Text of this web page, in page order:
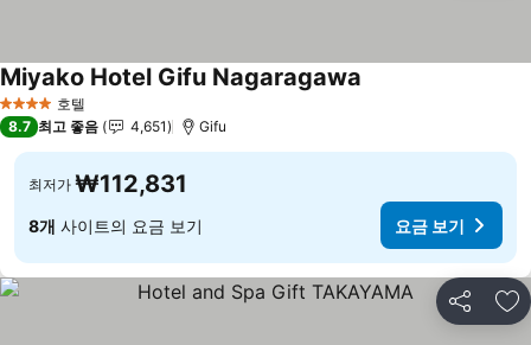
4 성급 호텔
Miyako Hotel Gifu Nagaragawa
8.7 최고 좋음 4,651 Gifu
최저가 ₩112,831
8개 사이트의 요금 보기 요금 보기
공유 즐